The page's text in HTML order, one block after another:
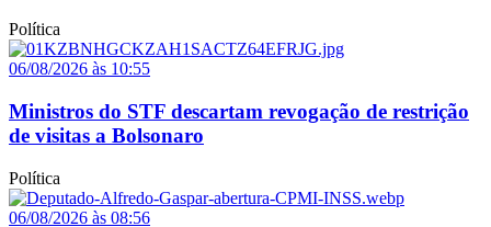
Política
06/08/2026 às 10:55
Ministros do STF descartam revogação de restrição
de visitas a Bolsonaro
Política
06/08/2026 às 08:56